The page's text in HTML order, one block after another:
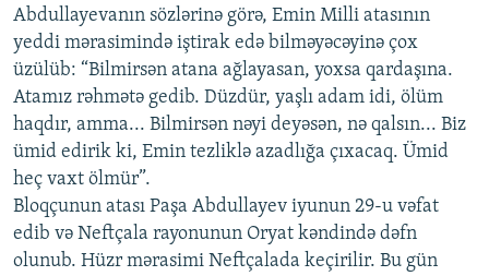
MULTIMEDIA
VIDEO
FOTOQALEREYA
İNFOQRAFIKA
KARIKATURA
RADIO ARXIV
OXU ZALI
AZƏRBAYCAN ƏDƏBIYYATI KITABXANASI
İSLAM VƏ DEMOKRATIYA
İZ - MƏDƏNIYYƏT PROQRAMI
HAQQIMIZDA
MISSIYAMIZ
PEŞƏ ETIKASI VƏ JURNALISTIKA STANDARTLARIMIZ
MATERIALLARIMIZDAN ISTIFADƏ
AZADLIQRADIOSU MOBIL TELEFONUNUZDA
BIZI IZLƏ
RFE/RL-in bütün saytları
Abdullayevanın sözlərinə görə, Emin Milli atasının
yeddi mərasimində iştirak edə bilməyəcəyinə çox
üzülüb: “Bilmirsən atana ağlayasan, yoxsa qardaşına.
Atamız rəhmətə gedib. Düzdür, yaşlı adam idi, ölüm
haqdır, amma... Bilmirsən nəyi deyəsən, nə qalsın... Biz
ümid edirik ki, Emin tezliklə azadlığa çıxacaq. Ümid
heç vaxt ölmür”.
Bloqçunun atası Paşa Abdullayev iyunun 29-u vəfat
edib və Neftçala rayonunun Oryat kəndində dəfn
olunub. Hüzr mərasimi Neftçalada keçirilir. Bu gün